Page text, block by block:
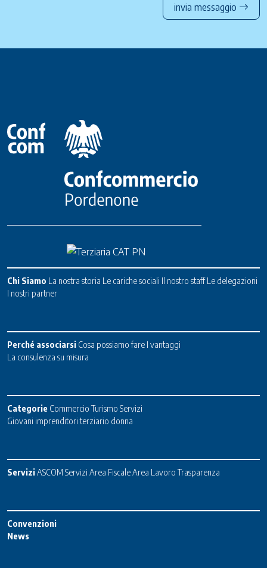
invia messaggio
Chi Siamo La nostra storia Le cariche sociali Il nostro staff Le delegazioni
I nostri partner
Perché associarsi Cosa possiamo fare I vantaggi
La consulenza su misura
Categorie Commercio Turismo Servizi
Giovani imprenditori terziario donna
ServiziASCOM Servizi Area FiscaleArea Lavoro Trasparenza
Convenzioni
News